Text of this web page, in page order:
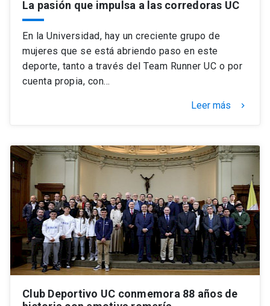
La pasión que impulsa a las corredoras UC
En la Universidad, hay un creciente grupo de
mujeres que se está abriendo paso en este
deporte, tanto a través del Team Runner UC o por
cuenta propia, con…
Leer más keyboard_arrow_right
Club Deportivo UC conmemora 88 años de